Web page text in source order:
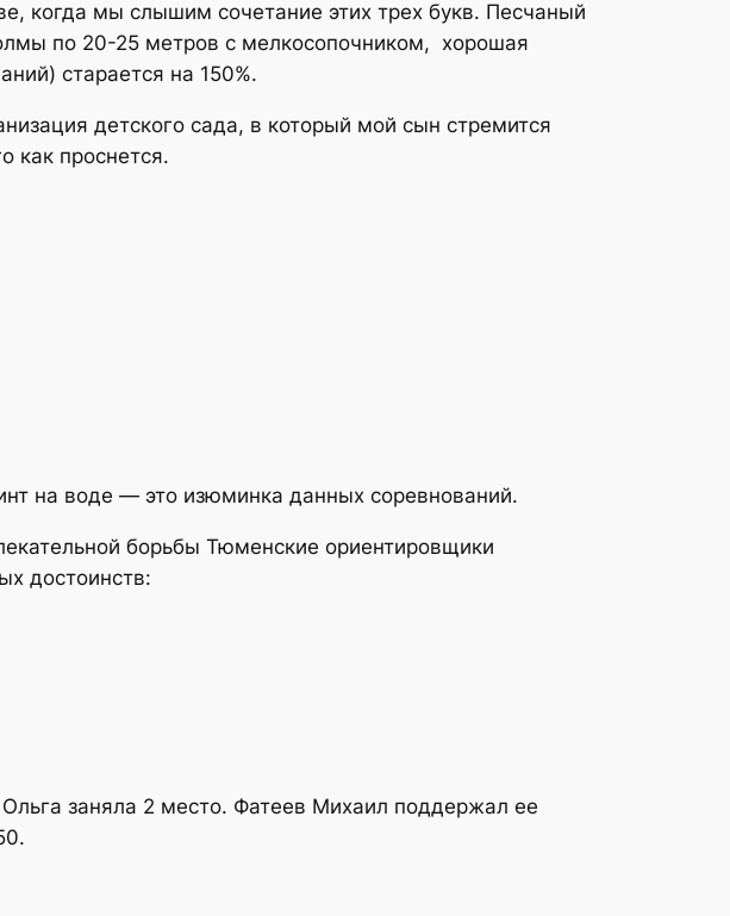
когда мы слышим сочетание этих трех букв. Песчаный
по 20-25 метров с мелкосопочником, хорошая
старается на 150%.
детского сада, в который мой сын стремится
как проснется.
на воде — это изюминка данных соревнований.
борьбы Тюменские ориентировщики
достоинств:
заняла 2 место. Фатеев Михаил поддержал ее